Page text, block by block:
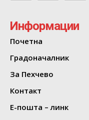
Информации
Почетна
Градоначалник
За Пехчево
Контакт
Е-пошта – линк